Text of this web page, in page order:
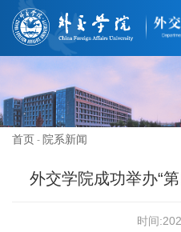
首页 - 院系新闻
外交学院成功举办“
时间